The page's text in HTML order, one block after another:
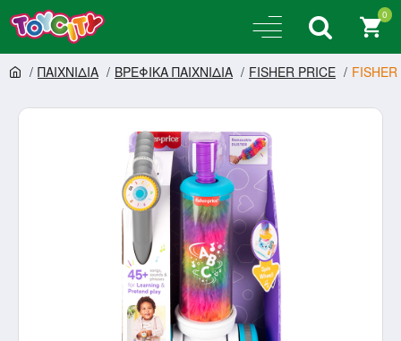
0
ΠΑΙΧΝΙΔΙΑ ΒΡΕΦΙΚΑ ΠΑΙΧΝΙΔΙΑ FISHER PRICE